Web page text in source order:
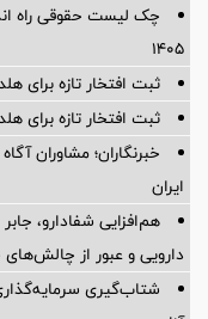
چک لیست حقوقی راه
۱۴۰۵
ثبت افتخار تازه برای
ثبت افتخار تازه برای
خبرنگاران؛ مشاوران
ایران
هم‌افزایی شفادارو،
دارویی و عبور از
شتاب‌گیری